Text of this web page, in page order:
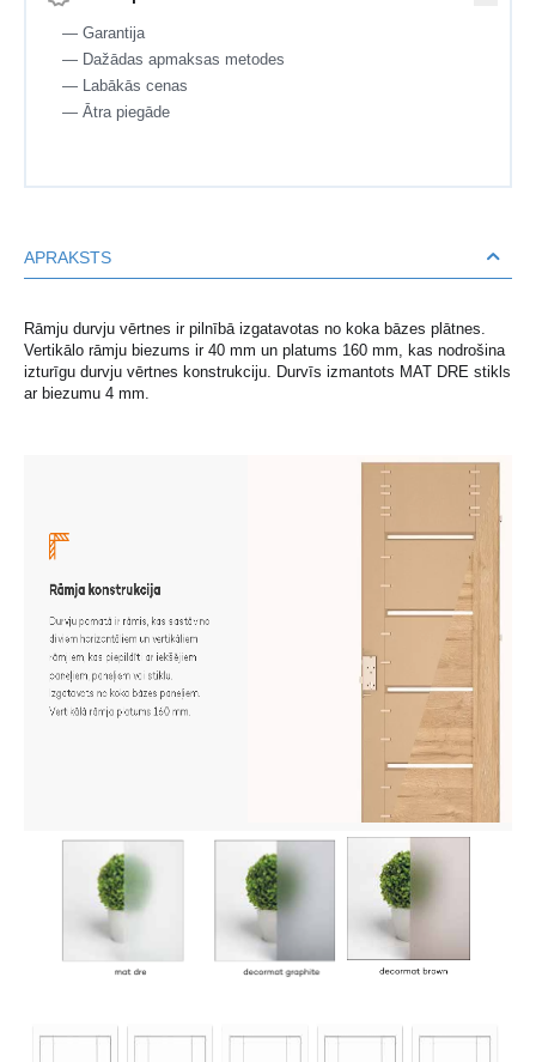
— Garantija
— Dažādas apmaksas metodes
— Labākās cenas
— Ātra piegāde
APRAKSTS
Rāmju durvju vērtnes ir pilnībā izgatavotas no koka bāzes plātnes.
Vertikālo rāmju biezums ir 40 mm un platums 160 mm, kas nodrošina
izturīgu durvju vērtnes konstrukciju. Durvīs izmantots MAT DRE stikls
ar biezumu 4 mm.